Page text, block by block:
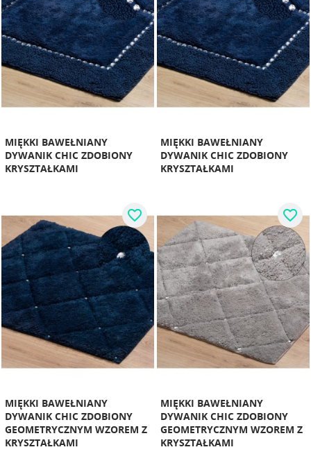
MIĘKKI BAWEŁNIANY
DYWANIK CHIC ZDOBIONY
KRYSZTAŁKAMI
MIĘKKI BAWEŁNIANY
DYWANIK CHIC ZDOBIONY
KRYSZTAŁKAMI
MIĘKKI BAWEŁNIANY
DYWANIK CHIC ZDOBIONY
GEOMETRYCZNYM WZOREM Z
KRYSZTAŁKAMI
favorite_border
MIĘKKI BAWEŁNIANY
DYWANIK CHIC ZDOBIONY
GEOMETRYCZNYM WZOREM Z
KRYSZTAŁKAMI
favorite_border